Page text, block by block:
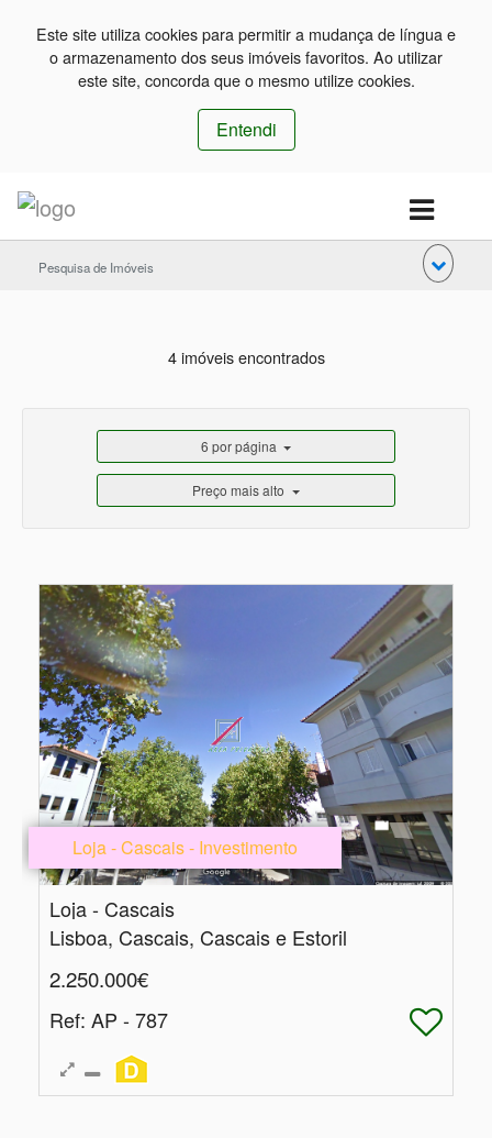
Este site utiliza cookies para permitir a mudança de língua e
o armazenamento dos seus imóveis favoritos. Ao utilizar
este site, concorda que o mesmo utilize cookies.
Entendi
Pesquisa de Imóveis
4 imóveis encontrados
6 por página
Preço mais alto
Loja - Cascais - Investimento
Loja - Cascais
Lisboa, Cascais, Cascais e Estoril
2.250.000€
Ref: AP - 787